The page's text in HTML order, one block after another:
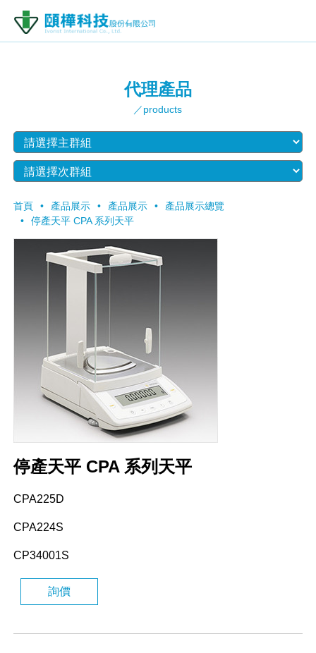
代理產品
／products
首頁 產品展示 產品展示
產品展示總覽
停產天平 CPA 系列天平
停產天平 CPA 系列天平
CPA225D
CPA224S
CP34001S
詢價